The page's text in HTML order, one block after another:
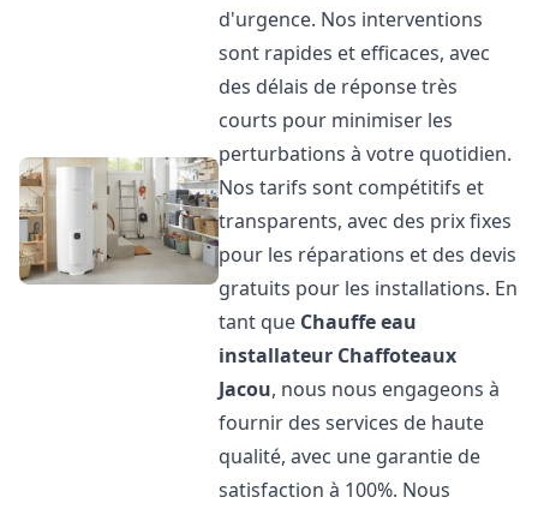
d'urgence. Nos interventions
sont rapides et efficaces, avec
des délais de réponse très
courts pour minimiser les
perturbations à votre quotidien.
Nos tarifs sont compétitifs et
transparents, avec des prix fixes
pour les réparations et des devis
gratuits pour les installations. En
tant que Chauffe eau
installateur Chaffoteaux
Jacou, nous nous engageons à
fournir des services de haute
qualité, avec une garantie de
satisfaction à 100%. Nous